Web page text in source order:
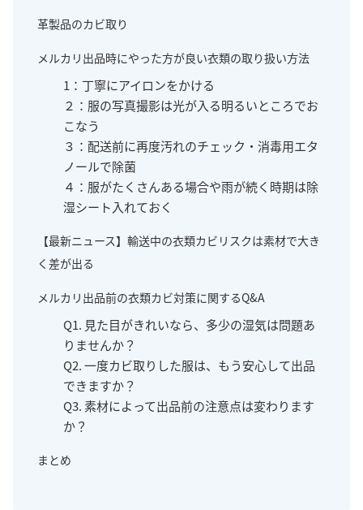
革製品のカビ取り
メルカリ出品時にやった方が良い衣類の取り扱い方法
1：丁寧にアイロンをかける
２：服の写真撮影は光が入る明るいところでお
こなう
３：配送前に再度汚れのチェック・消毒用エタ
ノールで除菌
４：服がたくさんある場合や雨が続く時期は除
湿シート入れておく
【最新ニュース】輸送中の衣類カビリスクは素材で大き
く差が出る
メルカリ出品前の衣類カビ対策に関するQ&A
Q1. 見た目がきれいなら、多少の湿気は問題あ
りませんか？
Q2. 一度カビ取りした服は、もう安心して出品
できますか？
Q3. 素材によって出品前の注意点は変わります
か？
まとめ